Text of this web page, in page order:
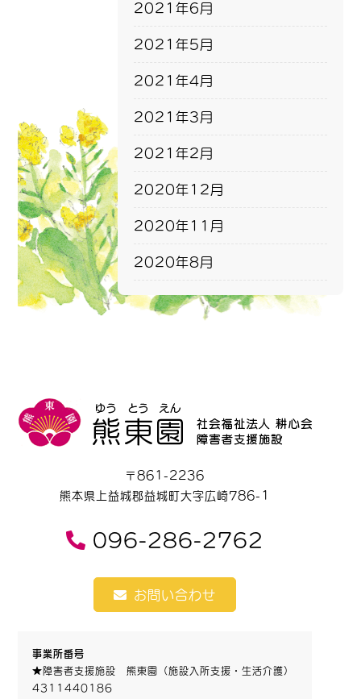
2021年6月
2021年5月
2021年4月
2021年3月
2021年2月
2020年12月
2020年11月
2020年8月
〒861-2236
熊本県上益城郡益城町大字広崎786-1
096-286-2762
お問い合わせ
事業所番号
★障害者支援施設 熊東園（施設入所支援・生活介護）
4311440186